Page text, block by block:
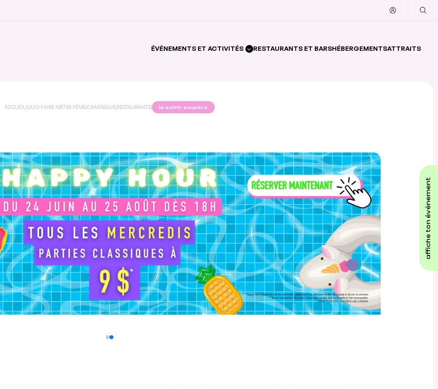
ÉVÉNEMENTS ET ACTIVITÉS RESTAURANTS ET BARSHÉBERGEMENTSATTRAITS
affiche ton événement
ACCUEIL |QUOI FAIRE ABITIBI-TÉMISCAMINGUE|RESTAURANTS| le saint-exupéry